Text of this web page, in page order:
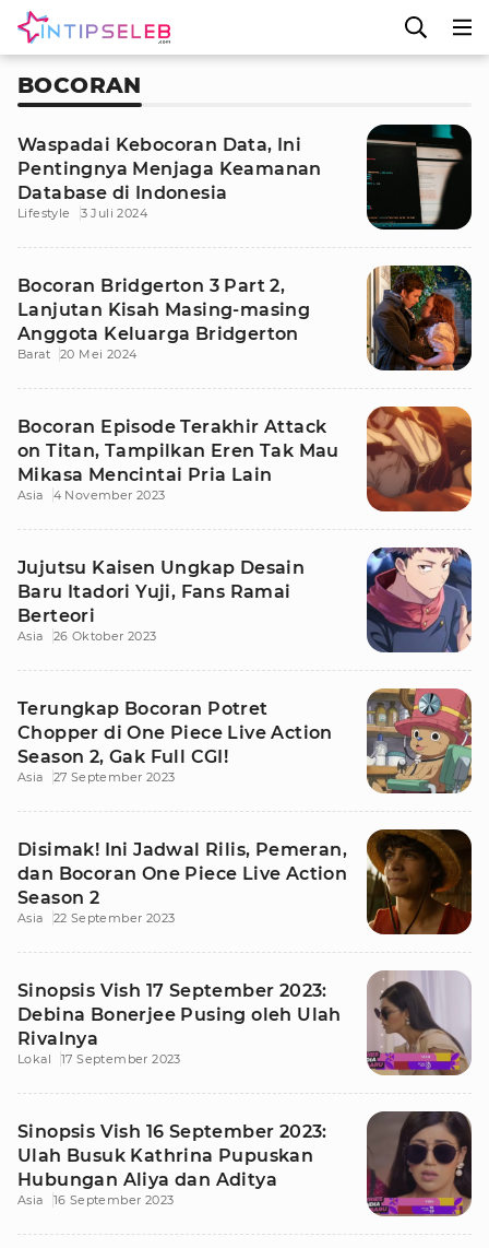
BOCORAN
Waspadai Kebocoran Data, Ini
Pentingnya Menjaga Keamanan
Database di Indonesia
Lifestyle 3 Juli 2024
Bocoran Bridgerton 3 Part 2,
Lanjutan Kisah Masing-masing
Anggota Keluarga Bridgerton
Barat 20 Mei 2024
Bocoran Episode Terakhir Attack
on Titan, Tampilkan Eren Tak Mau
Mikasa Mencintai Pria Lain
Asia 4 November 2023
Jujutsu Kaisen Ungkap Desain
Baru Itadori Yuji, Fans Ramai
Berteori
Asia 26 Oktober 2023
Terungkap Bocoran Potret
Chopper di One Piece Live Action
Season 2, Gak Full CGI!
Asia 27 September 2023
Disimak! Ini Jadwal Rilis, Pemeran,
dan Bocoran One Piece Live Action
Season 2
Asia 22 September 2023
Sinopsis Vish 17 September 2023:
Debina Bonerjee Pusing oleh Ulah
Rivalnya
Lokal 17 September 2023
Sinopsis Vish 16 September 2023:
Ulah Busuk Kathrina Pupuskan
Hubungan Aliya dan Aditya
Asia 16 September 2023